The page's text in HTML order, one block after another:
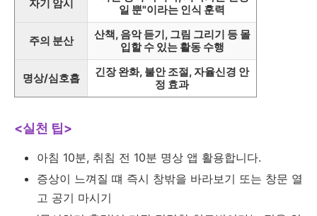
자기 암시
일 뿐"이라는 인식 훈력
주의 분산
산책, 음악 듣기, 그림 그리기 등 몰
입할 수 있는 활동 수행
명상/심호흡
긴장 완화, 불안 조절, 자율신경 안
정 효과
<실천 팁>
아침 10분, 취침 전 10분 명상 앱 활용합니다.
증상이 느껴질 떄 즉시 창밖을 바라보기 또는 창문 열
고 공기 마시기